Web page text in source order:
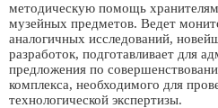
методическую помощь
музейных предметов. Ведет
аналогичных исследований,
разработок, подготавливает для
предложения по
комплекса, необходимого для
технологической экспертизы.